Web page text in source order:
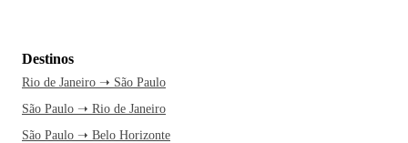
Destinos
Rio de Janeiro ➝ São Paulo
São Paulo ➝ Rio de Janeiro
São Paulo ➝ Belo Horizonte